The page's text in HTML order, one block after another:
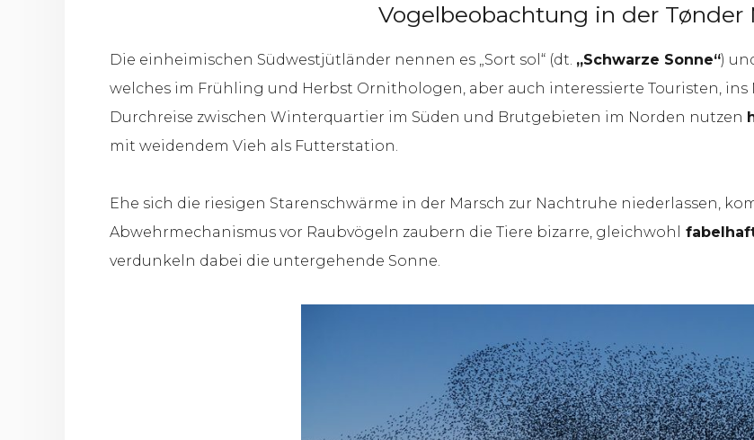
Vogelbeobachtung in der Tønder
Die einheimischen Südwestjütländer nennen es „Sort sol“ (dt. „Schwarze Sonne“)
welches im Frühling und Herbst Ornithologen, aber auch interessierte Touristen, ins
Durchreise zwischen Winterquartier im Süden und Brutgebieten im Norden nutzen
mit weidendem Vieh als Futterstation.
Ehe sich die riesigen Starenschwärme in der Marsch zur Nachtruhe niederlassen,
Abwehrmechanismus vor Raubvögeln zaubern die Tiere bizarre, gleichwohl
verdunkeln dabei die untergehende Sonne.